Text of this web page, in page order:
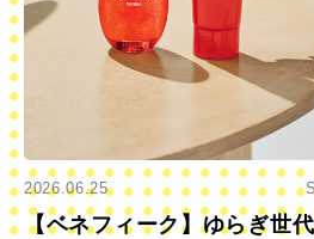
2026.06.25
【ベネフィーク】ゆらぎ世